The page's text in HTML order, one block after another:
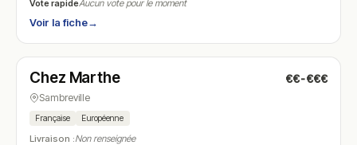
Vote rapideAucun vote pour le moment
Voir la fiche→
N° 18
Chez Marthe €€-€€€
Sambreville
Française Européenne
Livraison :Non renseignée